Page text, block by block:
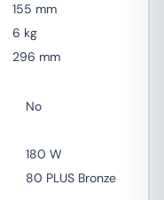
155 mm
6 kg
296 mm
No
180 W
80 PLUS Bronze